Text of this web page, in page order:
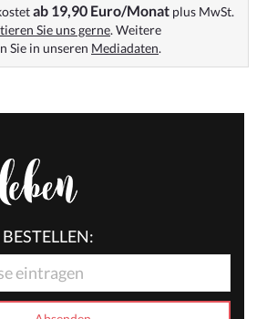
ab 19,90 Euro/Monat plus MwSt.
Sie uns gerne. Weitere
Sie in unseren Mediadaten.